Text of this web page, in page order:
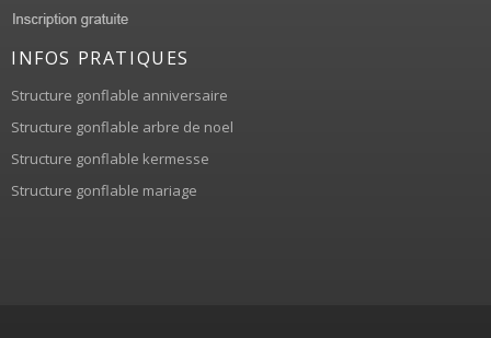
INFOS PRATIQUES
Structure gonflable anniversaire
Structure gonflable arbre de noel
Structure gonflable kermesse
Structure gonflable mariage